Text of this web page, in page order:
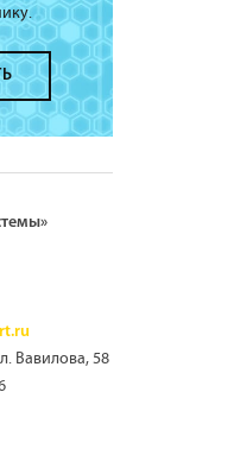
Вавилова, 58